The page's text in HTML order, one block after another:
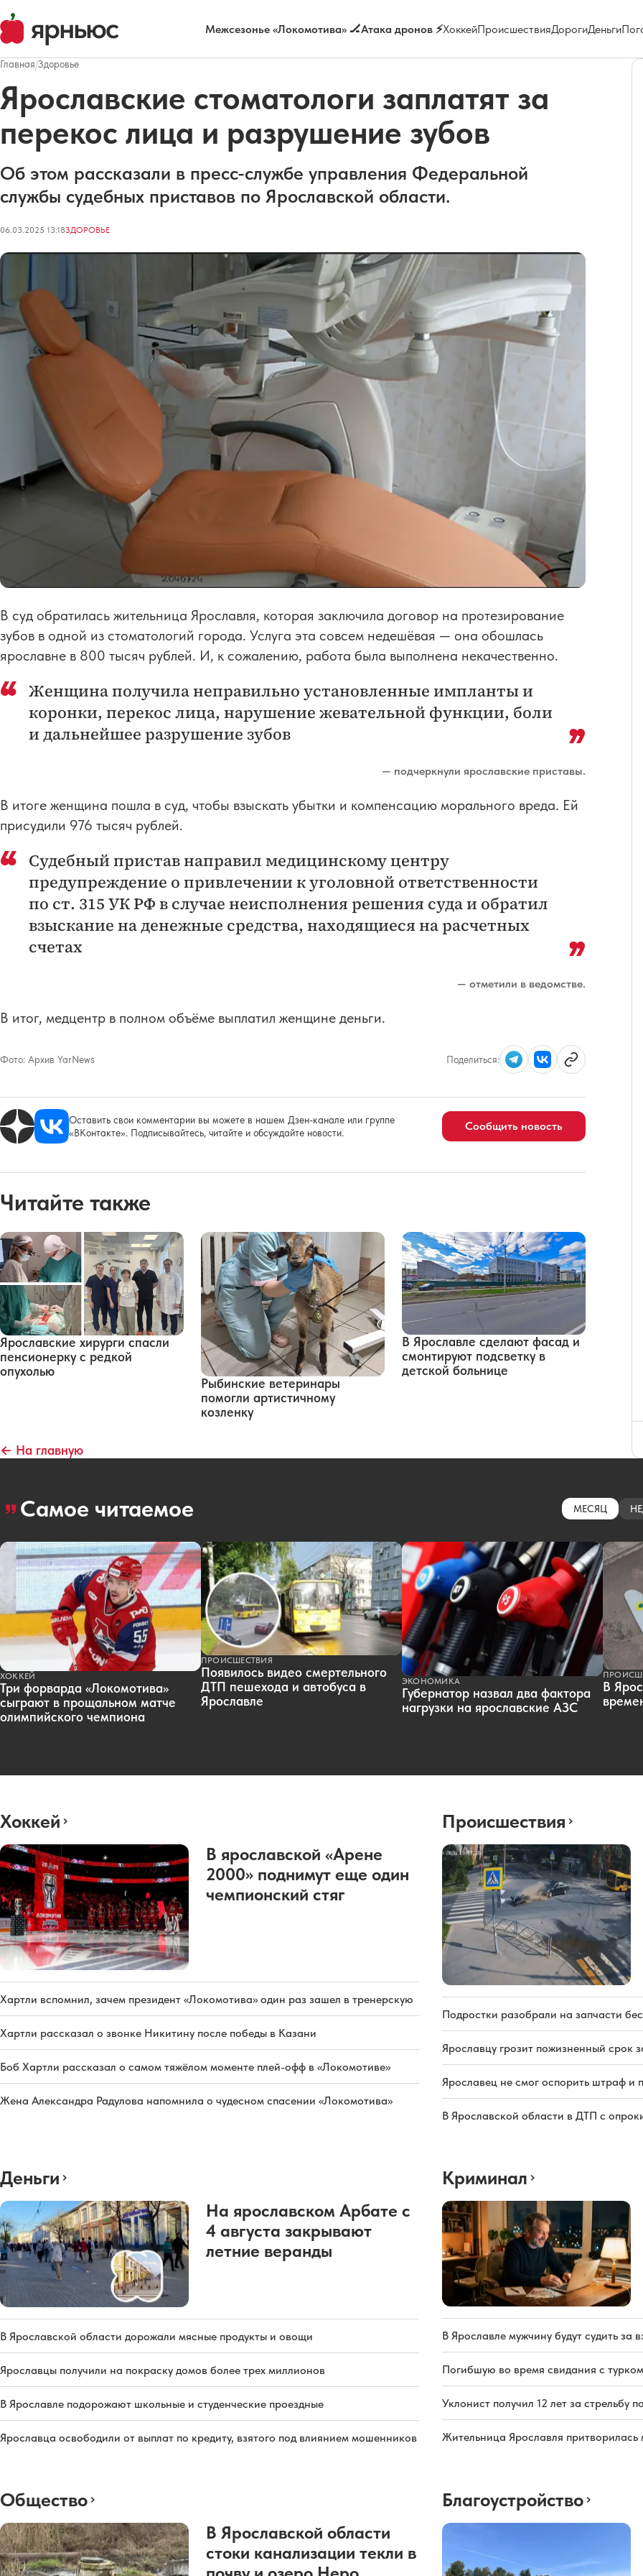
Межсезонье «Локомотива» 🏒Атака дронов ⚡ХоккейПроисшествияДорогиДеньги
Главная/Здоровье
Ярославские стоматологи заплатят за
перекос лица и разрушение зубов
Об этом рассказали в пресс-службе управления Федеральной
службы судебных приставов по Ярославской области.
06.03.2025 13:18ЗДОРОВЬЕ
В суд обратилась жительница Ярославля, которая заключила договор на протезирование
зубов в одной из стоматологий города. Услуга эта совсем недешёвая — она обошлась
ярославне в 800 тысяч рублей. И, к сожалению, работа была выполнена некачественно.
Женщина получила неправильно установленные импланты и
коронки, перекос лица, нарушение жевательной функции, боли
и дальнейшее разрушение зубов
— подчеркнули ярославские приставы.
В итоге женщина пошла в суд, чтобы взыскать убытки и компенсацию морального вреда. Ей
присудили 976 тысяч рублей.
Судебный пристав направил медицинскому центру
предупреждение о привлечении к уголовной ответственности
по ст. 315 УК РФ в случае неисполнения решения суда и обратил
взыскание на денежные средства, находящиеся на расчетных
счетах
— отметили в ведомстве.
В итог, медцентр в полном объёме выплатил женщине деньги.
Фото: Архив YarNews Поделиться:
Оставить свои комментарии вы можете в нашем Дзен-канале или группе
«ВКонтакте». Подписывайтесь, читайте и обсуждайте новости.
Сообщить новость
Читайте также
Ярославские хирурги спасли
пенсионерку с редкой
опухолью
Рыбинские ветеринары
помогли артистичному
козленку
В Ярославле сделают фасад и
смонтируют подсветку в
детской больнице
← На главную
Самое читаемое МЕСЯЦ
ХОККЕЙ
Три форварда «Локомотива»
сыграют в прощальном матче
олимпийского чемпиона
ПРОИСШЕСТВИЯ
Появилось видео смертельного
ДТП пешехода и автобуса в
Ярославле
ЭКОНОМИКА
Губернатор назвал два фактора
нагрузки на ярославские АЗС
В
Хоккей
В ярославской «Арене
2000» поднимут еще один
чемпионский стяг
Хартли вспомнил, зачем президент «Локомотива» один раз зашел в тренерскую
Хартли рассказал о звонке Никитину после победы в Казани
Боб Хартли рассказал о самом тяжёлом моменте плей-офф в «Локомотиве»
Жена Александра Радулова напомнила о чудесном спасении «Локомотива»
Происшествия
Подростки разобрали на запчасти
Ярославцу грозит пожизненный срок
Ярославец не смог оспорить штраф и
В Ярославской области в ДТП с
Деньги
На ярославском Арбате с
4 августа закрывают
летние веранды
В Ярославской области дорожали мясные продукты и овощи
Ярославцы получили на покраску домов более трех миллионов
В Ярославле подорожают школьные и студенческие проездные
Ярославца освободили от выплат по кредиту, взятого под влиянием мошенников
Криминал
В Ярославле мужчину будут судить за
Погибшую во время свидания с
Уклонист получил 12 лет за стрельбу
Жительница Ярославля
Общество
В Ярославской области
стоки канализации текли в
Благоустройство